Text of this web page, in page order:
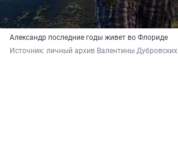
Александр последние годы живет во Флориде
Источник: личный архив Валентины Дубровских